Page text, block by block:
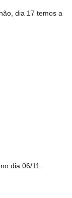
dia 17 temos a
dia 06/11.